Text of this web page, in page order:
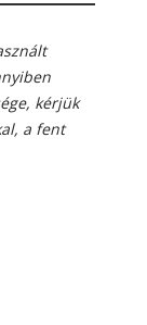
kérjük
a fent